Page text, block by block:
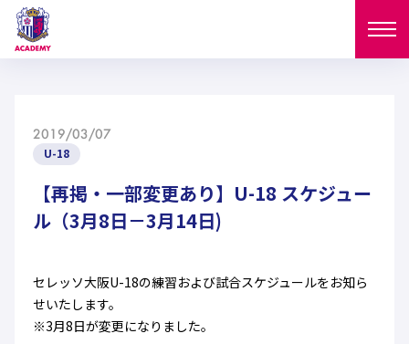
西U-15 和歌山U-15
U-12
試合日程
MATCH
U-18
PLAYERS
選手
セレクション
2019/03/07
U-18
【再掲・一部変更あり】U-18 スケジュー
ル（3月8日－3月14日)
セレッソ大阪U-18の練習および試合スケジュールをお知ら
せいたします。
※3月8日が変更になりました。